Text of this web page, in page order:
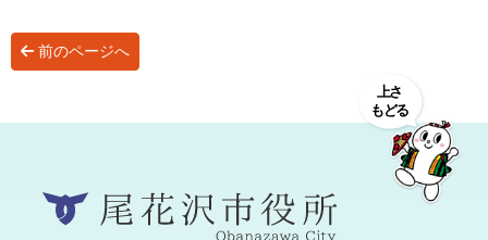
前のページへ